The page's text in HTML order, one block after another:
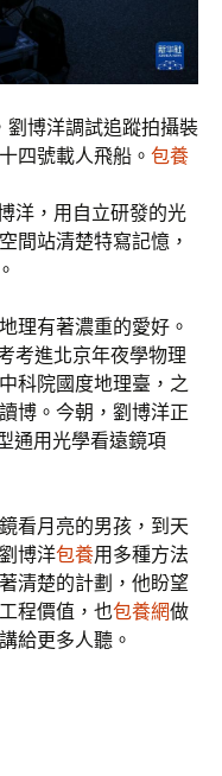
劉博洋調試追蹤拍攝裝
四號載人飛船。 包養
洋，用自立研發的光
間站清楚特寫記憶，
理有著濃重的愛好。
考進北京年夜學物理
科院國度地理臺，之
博。今朝，劉博洋正
通用光學看遠鏡項
看月亮的男孩，到天
博洋包養用多種方法
清楚的計劃，他盼望
程價值，也包養網做
給更多人聽。